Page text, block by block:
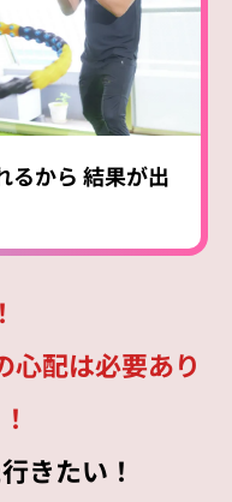
るから 結果が出
心配は必要あり
きたい！